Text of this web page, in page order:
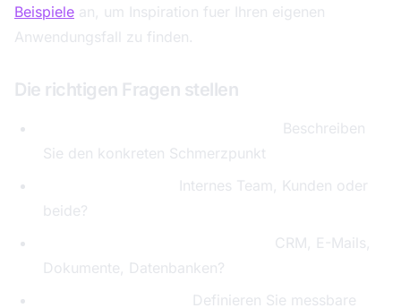
Beispiele an, um Inspiration fuer Ihren eigenen
Anwendungsfall zu finden.
Die richtigen Fragen stellen
Beschreiben
Sie den konkreten Schmerzpunkt
Internes Team, Kunden oder
beide?
CRM, E-Mails,
Dokumente, Datenbanken?
Definieren Sie messbare